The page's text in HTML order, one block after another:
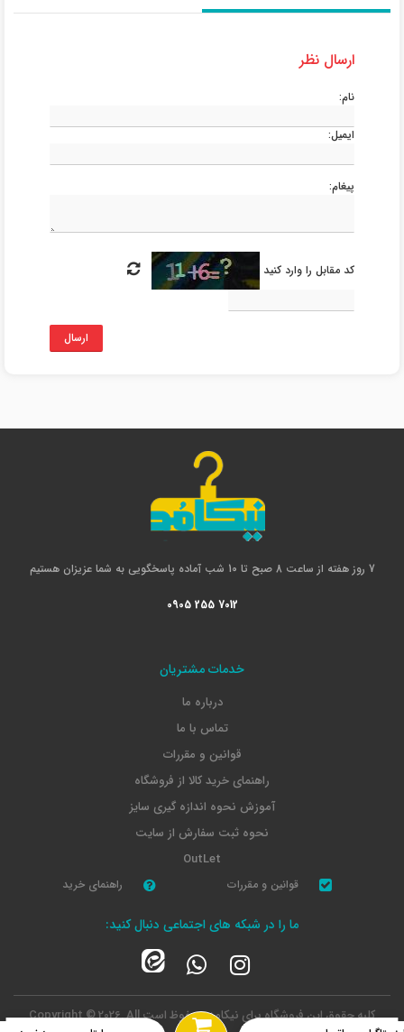
ارسال نظر
نام:
ایمیل:
پیغام:
کد مقابل را وارد کنید
ارسال
7 روز هفته از ساعت 8 صبح تا 10 شب آماده پاسخگویی به شما عزیزان هستیم
0905 255 7012
خدمات مشتریان
درباره ما
تماس با ما
قوانین و مقررات
راهنمای خرید کالا از فروشگاه
آموزش نحوه اندازه گیری سایز
نحوه ثبت سفارش از سایت
OutLet
قوانین و مقررات راهنمای خرید
ما را در شبکه های اجتماعی دنبال کنید:
کلیه حقوق این فروشگاه برای نیکامد محفوظ استCopyright © 2026, All